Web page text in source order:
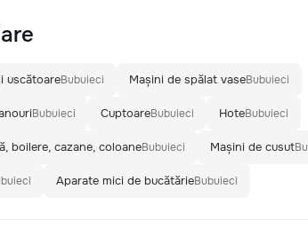
uscătoareBubuieci Mașini de spălat vaseBubuieci
Bubuieci CuptoareBubuieci HoteBubuieci
boilere, cazane, coloaneBubuieci Mașini de cusut
Aparate mici de bucătărieBubuieci